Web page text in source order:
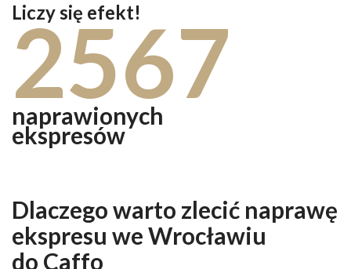
Liczy się efekt!
2567
naprawionych
ekspresów
Dlaczego warto zlecić naprawę
ekspresu we Wrocławiu
do Caffo